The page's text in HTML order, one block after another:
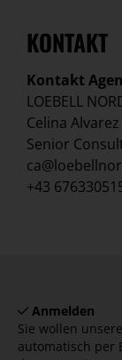
KONTAKT
Kontakt
LOEBELL
Celina
Senior
+43
Anmelden
Sie wollen
automatisch per